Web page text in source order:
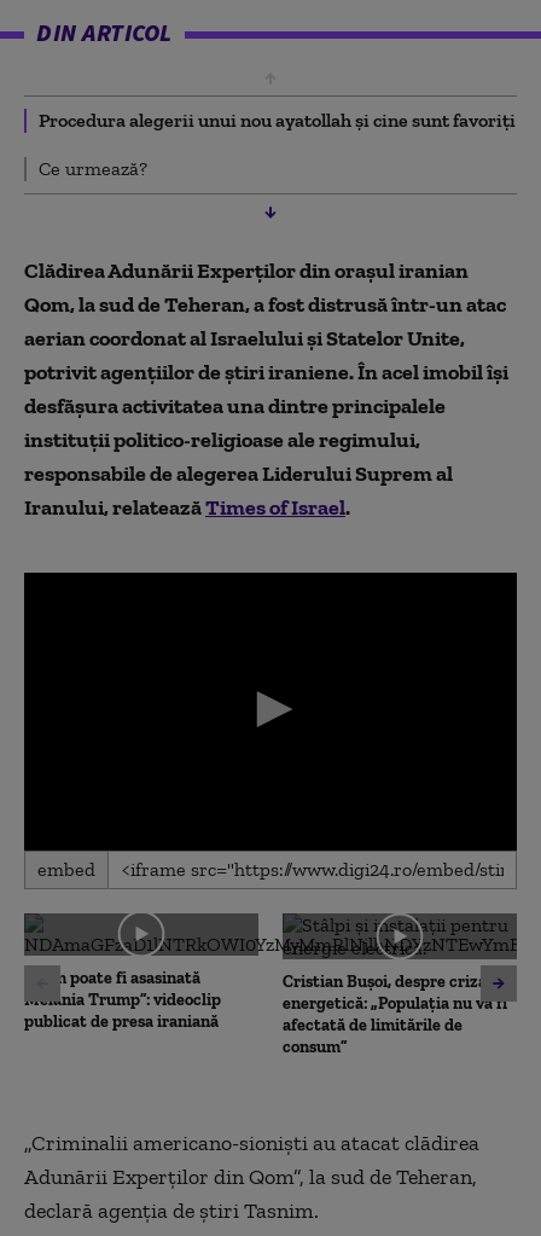
DIN ARTICOL
Procedura alegerii unui nou ayatollah și cine sunt favoriți
Ce urmează?
Clădirea Adunării Experților din orașul iranian
Qom, la sud de Teheran, a fost distrusă într-un atac
aerian coordonat al Israelului și Statelor Unite,
potrivit agențiilor de știri iraniene. În acel imobil își
desfășura activitatea una dintre principalele
instituții politico-religioase ale regimului,
responsabile de alegerea Liderului Suprem al
Iranului, relateazăTimes of Israel.
0
seconds
0
seconds
embed
„Cum poate fi asasinată
Melania Trump”: videoclip
publicat de presa iraniană
Cristian Bușoi, despre criza
energetică: „Populația nu va fi
afectată de limitările de
consum”
„Criminalii americano-sioniști au atacat clădirea
Adunării Experților din Qom”, la sud de Teheran,
declară agenția de știri Tasnim.